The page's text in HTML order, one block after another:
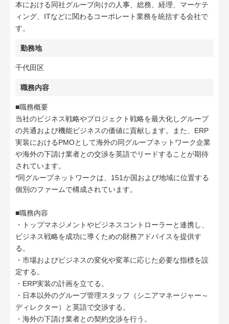
本における同社グループ向けの人事、総務、経理、マーケテ
ィング、ITなどに関わるコーポレート業務を統括する会社で
す。
勤務地
千代田区
職務内容
■職務概要
当社のビジネス戦略やプロジェクト戦略を最大化しグループ
の共通および機能ビジネスの価値に貢献します。また、ERP
実装におけるPMOとして海外の同グループネットワーク企業
や海外の下請け業者との交渉を英語でリードすることが期待
されています。
*同グループネットワークは、151か国および地域に位置する
個別のファームで構成されています。
■職務内容
・トップマネジメントやビジネスコントローラーと連携し、
ビジネス戦略を成功に導くための財務アドバイスを提供す
る。
・市場およびビジネスの変化や変革に応じた必要な指標を設
定する。
・ERP実装の計画を立てる。
・日本以外のグループ管理スタッフ（シニアマネージャー～
ディレクター）と英語で交渉する。
・海外の下請け業者との契約交渉を行う。